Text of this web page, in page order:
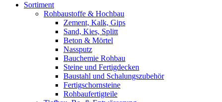
Sortiment
Rohbaustoffe & Hochbau
Zement, Kalk, Gips
Sand, Kies, Splitt
Beton & Mörtel
Nassputz
Bauchemie Rohbau
Steine und Fertigdecken
Baustahl und Schalungszubehör
Fertigschornsteine
Rohbaufertigteile